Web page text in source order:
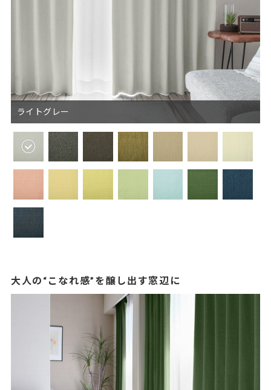
ライトグレー
大人の“こなれ感”を醸し出す窓辺に